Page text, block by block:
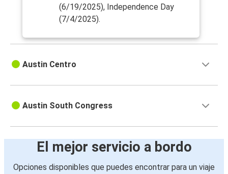
(6/19/2025), Independence Day
(7/4/2025).
Austin Centro
Austin South Congress
El mejor servicio a bordo
Opciones disponibles que puedes encontrar para un viaje